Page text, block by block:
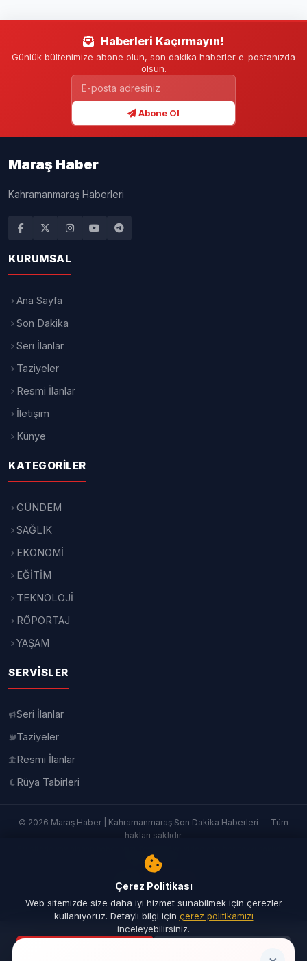
Haberleri Kaçırmayın!
Günlük bültenimize abone olun, son dakika haberler e-postanızda
olsun.
Abone Ol
Maraş Haber
Kahramanmaraş Haberleri
KURUMSAL
Ana Sayfa
Son Dakika
Seri İlanlar
Taziyeler
Resmi İlanlar
İletişim
Künye
KATEGORILER
GÜNDEM
SAĞLIK
EKONOMİ
EĞİTİM
TEKNOLOJİ
RÖPORTAJ
YAŞAM
SERVISLER
Seri İlanlar
Taziyeler
Resmi İlanlar
Rüya Tabirleri
© 2026 Maraş Haber | Kahramanmaraş Son Dakika Haberleri — Tüm
hakları saklıdır.
İletişim |Künye
Çerez Politikası
Web sitemizde size daha iyi hizmet sunabilmek için çerezler
kullanıyoruz. Detaylı bilgi için çerez politikamızı
inceleyebilirsiniz.